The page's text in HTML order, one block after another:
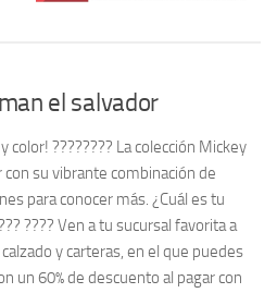
el salvador
color! ???????? La colección Mickey
su vibrante combinación de
para conocer más. ¿Cuál es tu
???? Ven a tu sucursal favorita a
y carteras, en el que puedes
un 60% de descuento al pagar con